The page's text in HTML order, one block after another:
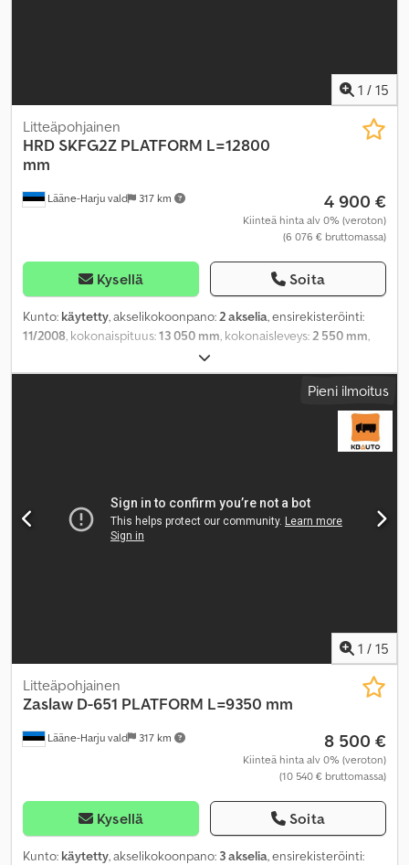
1 / 15
Lääne-Harju vald 317 km
Litteäpohjainen
HRD SKFG2Z PLATFORM L=12800
mm
4 900 €
Kiinteä hinta alv 0% (veroton)
(6 076 € bruttomassa)
Kysellä Soita
Kunto: käytetty, akselikokoonpano:2 akselia, ensirekisteröinti:
11/2008, kokonaispituus:13 050 mm, kokonaisleveys:2 550 mm,
2008
Pieni ilmoitus
1 / 15
Lääne-Harju vald 317 km
Litteäpohjainen
Zaslaw D-651 PLATFORM L=9350 mm
8 500 €
Kiinteä hinta alv 0% (veroton)
(10 540 € bruttomassa)
Kysellä Soita
Kunto: käytetty, akselikokoonpano: 3 akselia, ensirekisteröinti: